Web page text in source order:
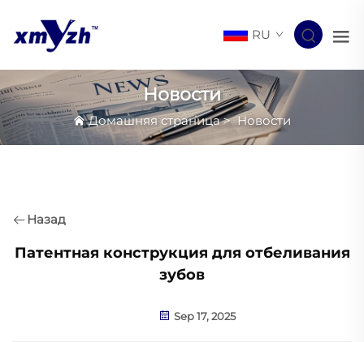
RU
Новости
Домашняя страница>Новости
Назад
Патентная конструкция для отбеливания
зубов
Sep 17, 2025